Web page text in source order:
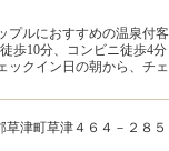
プルにおすすめの温泉付
歩10分、コンビニ徒歩4分
ックイン日の朝から、チ
草津町草津４６４－２８５